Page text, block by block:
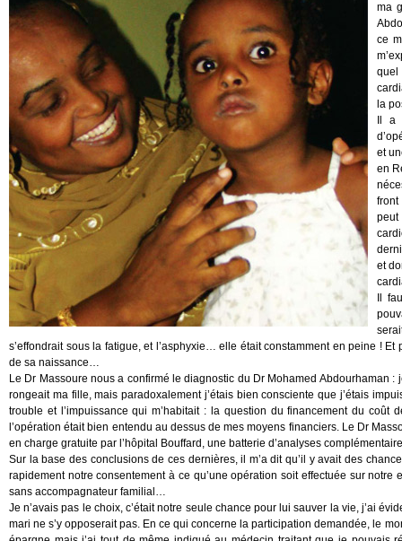
ma
ce
quel
la
Il a
et
en
front
et
Il
s’effondrait sous la fatigue, et l’asphyxie… elle était constamment en peine !
de sa naissance…
Le Dr Massoure nous a confirmé le diagnostic du Dr Mohamed Abdourhaman
rongeait ma fille, mais paradoxalement j’étais bien consciente que j’étais
trouble et l’impuissance qui m’habitait : la question du financement du coût
l’opération était bien entendu au dessus de mes moyens financiers. Le Dr
en charge gratuite par l’hôpital Bouffard, une batterie d’analyses
Sur la base des conclusions de ces dernières, il m’a dit qu’il y avait des
rapidement notre consentement à ce qu’une opération soit effectuée sur
sans accompagnateur familial…
Je n’avais pas le choix, c’était notre seule chance pour lui sauver la vie, j’ai
mari ne s’y opposerait pas. En ce qui concerne la participation demandée, le